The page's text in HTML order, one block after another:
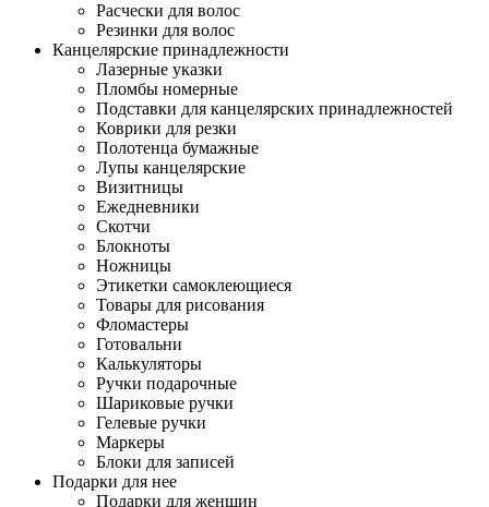
Расчески для волос
Резинки для волос
Канцелярские принадлежности
Лазерные указки
Пломбы номерные
Подставки для канцелярских принадлежностей
Коврики для резки
Полотенца бумажные
Лупы канцелярские
Визитницы
Ежедневники
Скотчи
Блокноты
Ножницы
Этикетки самоклеющиеся
Товары для рисования
Фломастеры
Готовальни
Калькуляторы
Ручки подарочные
Шариковые ручки
Гелевые ручки
Маркеры
Блоки для записей
Подарки для нее
Подарки для женщин